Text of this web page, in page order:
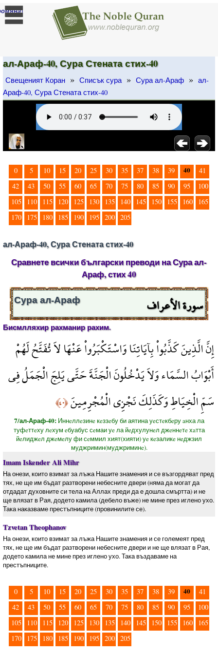
]
ал-Араф-40, Сура Стената стих-40
Свещеният Коран » Списък сура » Сура ал-Араф » ал-
Араф-40, Сура Стената стих-40
0 5 10 15 20 25 30 35 37 38 39 40
41
42
43 50 55 60 65 70 75 80 85 90 95
100
105
110 115 120 125 130 135 140 145 150 155 160
165
170
175 180 185 190 195 200 205
ал-Араф-40, Сура Стената стих-40
Сравнете всички български преводи на Сура ал-
Араф, стих 40
سورة الأعراف Сура ал-Араф
Бисмлляхир рахманир рахим.
إِنَّ الَّذِينَ كَذَّبُواْ بِآيَاتِنَا وَاسْتَكْبَرُواْ عَنْهَا لاَ تُفَتَّحُ لَهُمْ
أَبْوَابُ السَّمَاء وَلاَ يَدْخُلُونَ الْجَنَّةَ حَتَّى يَلِجَ الْجَمَلُ فِي
سَمِّ الْخِيَاطِ وَكَذَلِكَ نَجْزِي الْمُجْرِمِينَ﴿٤٠﴾
7/ал-Араф-40: Иннeллeзинe кeззeбу би аятина уeстeкбeру aнха ла
туфeттeху лeхум eбуабус сeмаи уe ла йeдхулунeл джeннeтe хaтта
йeлиджeл джeмeлу фи сeммил хият(хияти) уe кeзаликe нeджзил
муджримин(муджриминe).
Imam Iskender Ali Mihr
На онези, които взимат за лъжа Нашите знамения и се възгордяват пред
тях, не ще им бъдат разтворени небесните двери (няма да могат да
отдадат духовните си тела на Аллах преди да е дошла смъртта) и не
ще влязат в Рая, додето камила (дебело въже) не мине през иглено ухо.
Така наказваме престъпниците (провинилите се).
Tzvetan Theophanov
На онези, които взимат за лъжа Нашите знамения и се големеят пред
тях, не ще им бъдат разтворени небесните двери и не ще влязат в Рая,
додето камила не мине през иглено ухо. Така въздаваме на
престъпниците.
0 5 10 15 20 25 30 35 37 38 39 40
41
42
43 50 55 60 65 70 75 80 85 90 95
100
105
110 115 120 125 130 135 140 145 150 155 160
165
170
175 180 185 190 195 200 205